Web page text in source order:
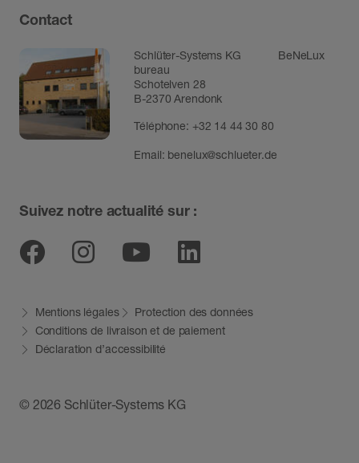
Contact
Schlüter-Systems KG BeNeLux
bureau
Schotelven 28
B-2370 Arendonk
Téléphone: +32 14 44 30 80
Email: benelux@schlueter.de
Suivez notre actualité sur :
Facebook
Instagram
YoutubeLinkedin
© 2026 Schlüter-Systems KG
Mentions légales
Protection des données
Conditions de livraison et de paiement
Déclaration d’accessibilité